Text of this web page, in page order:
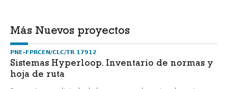
Más Nuevos proyectos
PNE-FPRCEN/CLC/TR 17912
Sistemas Hyperloop. Inventario de normas y
hoja de ruta